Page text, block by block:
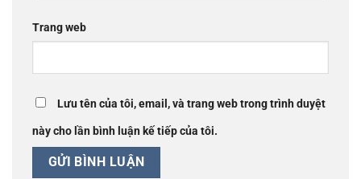
Trang web
Lưu tên của tôi, email, và trang web trong trình duyệt
này cho lần bình luận kế tiếp của tôi.